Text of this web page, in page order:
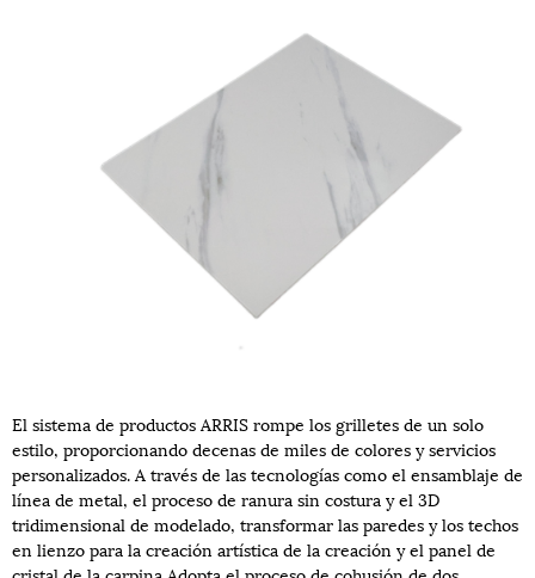
El sistema de productos ARRIS rompe los grilletes de un solo
estilo, proporcionando decenas de miles de colores y servicios
personalizados. A través de las tecnologías como el ensamblaje de
línea de metal, el proceso de ranura sin costura y el 3D
tridimensional de modelado, transformar las paredes y los techos
en lienzo para la creación artística de la creación y el panel de